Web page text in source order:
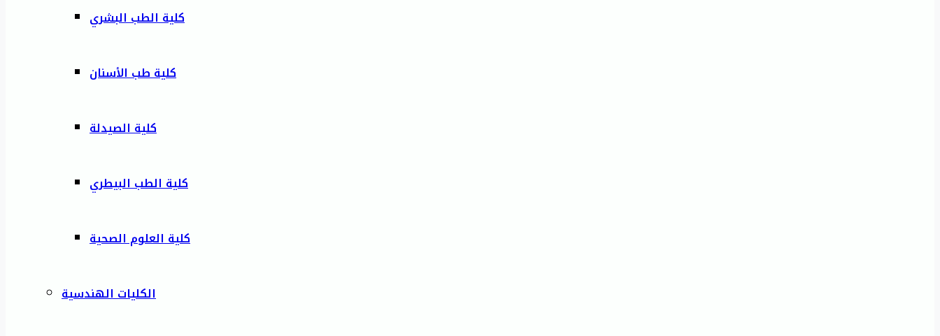
كلية الطب البشري
كلية طب الأسنان
كلية الصيدلة
كلية الطب البيطري
كلية العلوم الصحية
الكليات الهندسية